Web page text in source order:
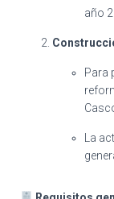
año
Para
La